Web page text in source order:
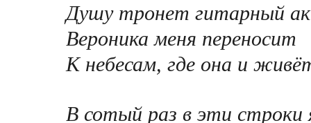
Душу тронет гитарный
Вероника меня переносит
К небесам, где она и
В сотый раз в эти строки